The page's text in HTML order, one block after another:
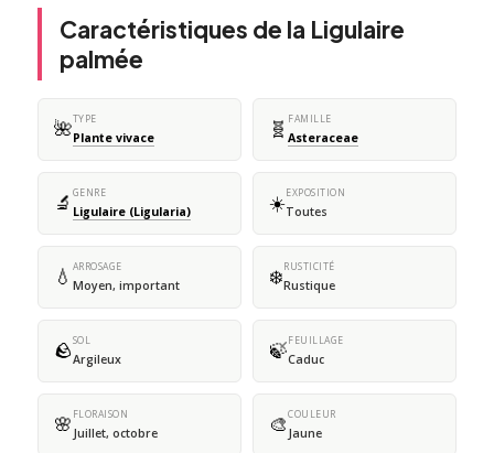
Caractéristiques de la Ligulaire
palmée
🌺TYPE
Plante vivace 🧬 FAMILLE
Asteraceae
🔬 GENRE
Ligulaire (Ligularia) ☀️EXPOSITION
Toutes
💧 ARROSAGE
Moyen, important ❄️RUSTICITÉ
Rustique
🪨SOL
Argileux 🍃FEUILLAGE
Caduc
🌸 FLORAISON
Juillet, octobre 🎨COULEUR
Jaune